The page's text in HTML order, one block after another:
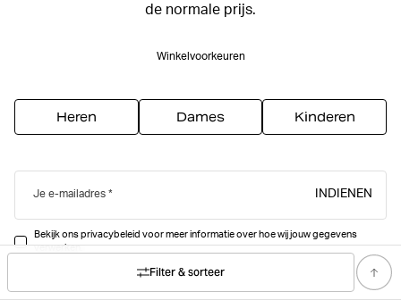
Filter & sorteer
de normale prijs.
Winkelvoorkeuren
Heren Dames Kinderen
Je e-mailadres INDIENEN
Bekijk ons privacybeleid voor meer informatie over hoe wij jouw gegevens
verwerken.